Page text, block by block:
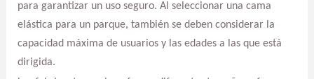
para garantizar un uso seguro. Al seleccionar una cama
elástica para un parque, también se deben considerar la
capacidad máxima de usuarios y las edades a las que está
dirigida.